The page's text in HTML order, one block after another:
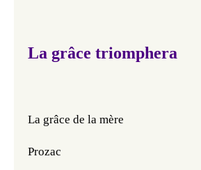
La grâce triomphera
La grâce de la mère
Prozac